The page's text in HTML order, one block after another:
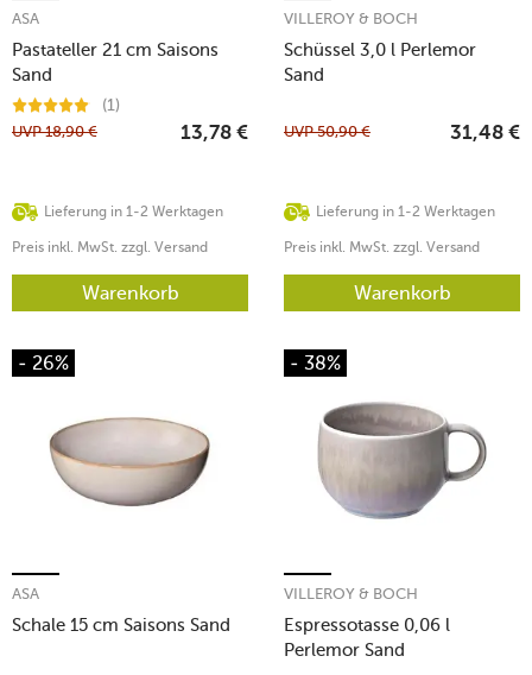
Pastateller 21 cm Saisons
Sand
ASA
(1)
Lieferung in 1-2 Werktagen
UVP18,90 € 13,78 €
Preis inkl. MwSt. zzgl. Versand
Warenkorb
Schüssel 3,0 l Perlemor
Sand
VILLEROY & BOCH
Lieferung in 1-2 Werktagen
UVP50,90 € 31,48 €
Preis inkl. MwSt. zzgl. Versand
Warenkorb
- 26%
Schale 15 cm Saisons Sand
ASA
- 38%
Espressotasse 0,06 l
Perlemor Sand
VILLEROY & BOCH